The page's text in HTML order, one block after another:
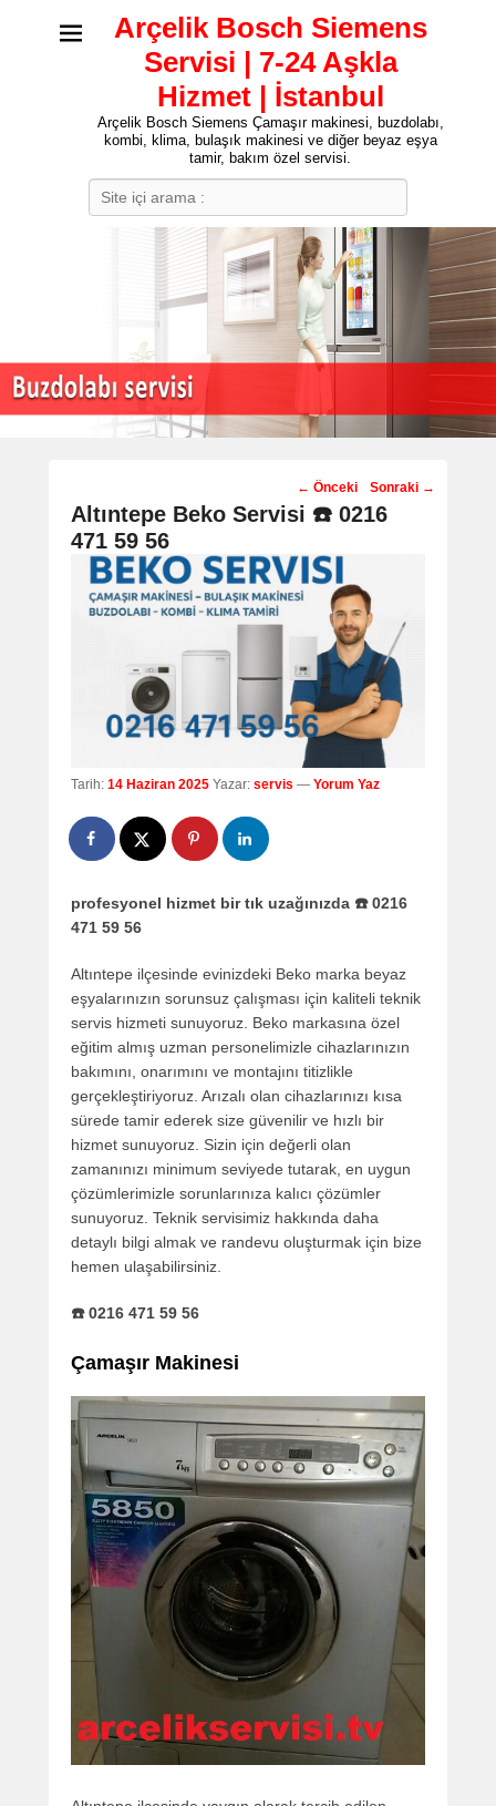
Arçelik Bosch Siemens
Servisi | 7-24 Aşkla
Hizmet | İstanbul
Arçelik Bosch Siemens Çamaşır makinesi, buzdolabı,
kombi, klima, bulaşık makinesi ve diğer beyaz eşya
tamir, bakım özel servisi.
Post
navigation
← Önceki Sonraki →
Altıntepe Beko Servisi ☎️ 0216
471 59 56
Tarih: 14 Haziran 2025 Yazar: servis — Yorum Yaz
profesyonel hizmet bir tık uzağınızda ☎️ 0216
471 59 56
Altıntepe ilçesinde evinizdeki Beko marka beyaz
eşyalarınızın sorunsuz çalışması için kaliteli teknik
servis hizmeti sunuyoruz. Beko markasına özel
eğitim almış uzman personelimizle cihazlarınızın
bakımını, onarımını ve montajını titizlikle
gerçekleştiriyoruz. Arızalı olan cihazlarınızı kısa
sürede tamir ederek size güvenilir ve hızlı bir
hizmet sunuyoruz. Sizin için değerli olan
zamanınızı minimum seviyede tutarak, en uygun
çözümlerimizle sorunlarınıza kalıcı çözümler
sunuyoruz. Teknik servisimiz hakkında daha
detaylı bilgi almak ve randevu oluşturmak için bize
hemen ulaşabilirsiniz.
☎️ 0216 471 59 56
Çamaşır Makinesi